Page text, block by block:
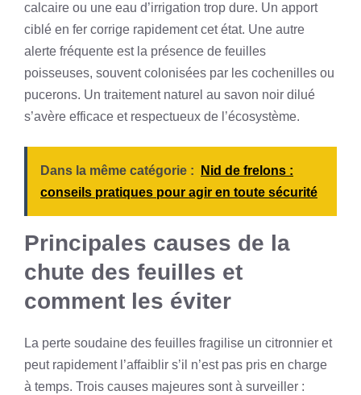
calcaire ou une eau d’irrigation trop dure. Un apport
ciblé en fer corrige rapidement cet état. Une autre
alerte fréquente est la présence de feuilles
poisseuses, souvent colonisées par les cochenilles ou
pucerons. Un traitement naturel au savon noir dilué
s’avère efficace et respectueux de l’écosystème.
Dans la même catégorie :
Nid de frelons :
conseils pratiques pour agir en toute sécurité
Principales causes de la
chute des feuilles et
comment les éviter
La perte soudaine des feuilles fragilise un citronnier et
peut rapidement l’affaiblir s’il n’est pas pris en charge
à temps. Trois causes majeures sont à surveiller :